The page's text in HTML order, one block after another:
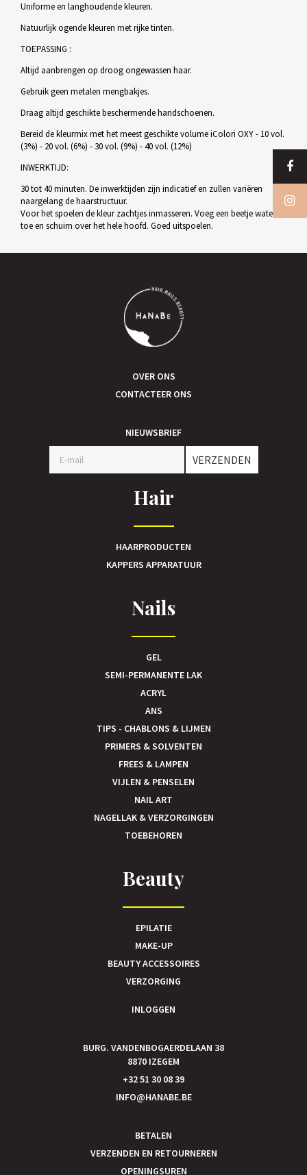
Uniforme en langhoudende kleuren.
Natuurlijk ogende kleuren met rijke tinten.
TOEPASSING :
Altijd aanbrengen op droog ongewassen haar.
Gebruik geen metalen mengbakjes.
Draag altijd geschikte beschermende handschoenen.
Bereid de kleurmix met het meest geschikte volume iColori OXY - 10 vol.
(3%) - 20 vol. (6%) - 30 vol. (9%) - 40 vol. (12%)
INWERKTIJD:
30 tot 40 minuten. De inwerktijden zijn indicatief en zullen variëren
naargelang de haarstructuur.
Voor het spoelen de kleur zachtjes inmasseren. Voeg een beetje water
toe en schuim over het hele hoofd. Goed uitspoelen.
OVER ONS
CONTACTEER ONS
NIEUWSBRIEF
VERZENDEN
Hair
HAARPRODUCTEN
KAPPERS APPARATUUR
Nails
GEL
SEMI-PERMANENTE LAK
ACRYL
ANS
TIPS - CHABLONS & LIJMEN
PRIMERS & SOLVENTEN
FREES & LAMPEN
VIJLEN & PENSELEN
NAIL ART
NAGELLAK & VERZORGINGEN
TOEBEHOREN
Beauty
EPILATIE
MAKE-UP
BEAUTY ACCESSOIRES
VERZORGING
INLOGGEN
BURG. VANDENBOGAERDELAAN 38
8870 IZEGEM
+32 51 30 08 39
INFO@HANABE.BE
BETALEN
VERZENDEN EN RETOURNEREN
OPENINGSUREN